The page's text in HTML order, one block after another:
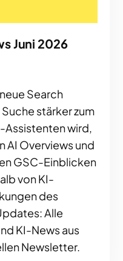
Juni 2026
Search
stärker zum
wird,
AI Overviews und
GSC-Einblicken
von KI-
des
Alle
KI-News aus
Newsletter.